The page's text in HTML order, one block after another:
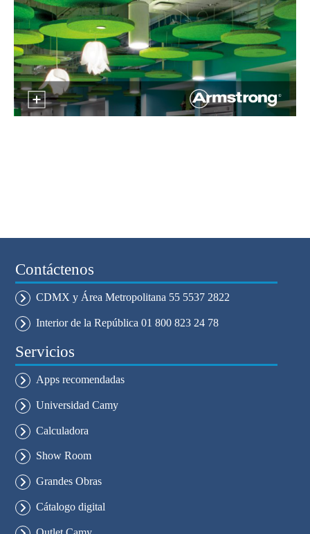
Contáctenos
CDMX y Área Metropolitana 55 5537 2822
Interior de la República 01 800 823 24 78
Servicios
Apps recomendadas
Universidad Camy
Calculadora
Show Room
Grandes Obras
Cátalogo digital